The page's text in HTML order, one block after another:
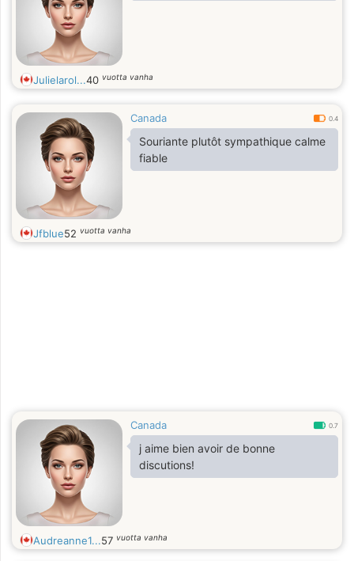
Julielarol...40 vuotta vanha
Canada 0.4
Souriante plutôt sympathique calme
fiable
Jfblue52 vuotta vanha
Canada 0.7
j aime bien avoir de bonne
discutions!
Audreanne1...57 vuotta vanha